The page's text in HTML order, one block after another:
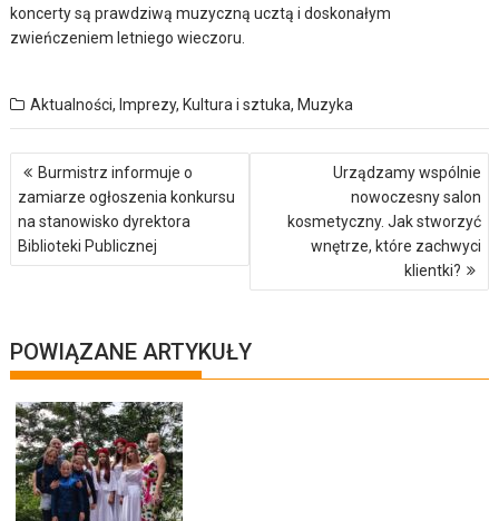
koncerty są prawdziwą muzyczną ucztą i doskonałym
zwieńczeniem letniego wieczoru.
Aktualności, Imprezy, Kultura i sztuka, Muzyka
Nawigacja
wpisu
Burmistrz informuje o
zamiarze ogłoszenia konkursu
na stanowisko dyrektora
Biblioteki Publicznej
Urządzamy wspólnie
nowoczesny salon
kosmetyczny. Jak stworzyć
wnętrze, które zachwyci
klientki?
POWIĄZANE ARTYKUŁY